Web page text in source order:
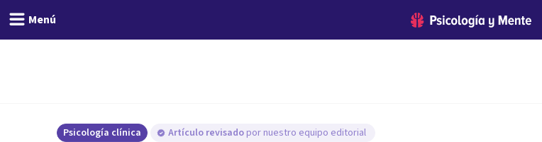
Menú
Psicología clínica Artículo revisado por nuestro equipo editorial